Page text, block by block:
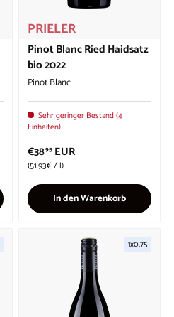
PRIELER
Pinot Blanc Ried Haidsatz
bio 2022
Pinot Blanc
Sehr geringer Bestand (4
Einheiten)
€3895 EUR
Grundpreis
51.93€/l
In den Warenkorb
1x0,75